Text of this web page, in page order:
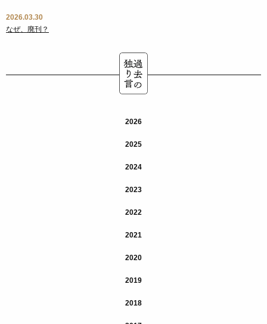
2026.03.30
なぜ、廃刊？
2026
2025
2024
2023
2022
2021
2020
2019
2018